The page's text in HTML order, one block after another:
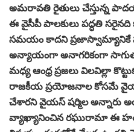
అమరావతి రైతులు చేస్తున్న
ఈ వైసీపీ పాలకులు పద్ధతి సరైనది
సమయం కాదని ప్రజాస్వామ్యానికే
అన్యాయంగా అనాగరికంగా
మధ్య ఆంధ్ర ప్రజలు విలవిల్లా
రాజకీయ ప్రయోజనాల కోసమే
చేశారని వైయస్ షర్మిల అన్నారు
వ్యాఖ్యానించిన రఘురామా ఈ